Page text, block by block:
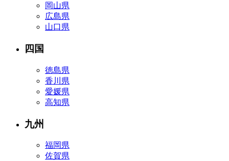
岡山県
広島県
山口県
四国
徳島県
香川県
愛媛県
高知県
九州
福岡県
佐賀県